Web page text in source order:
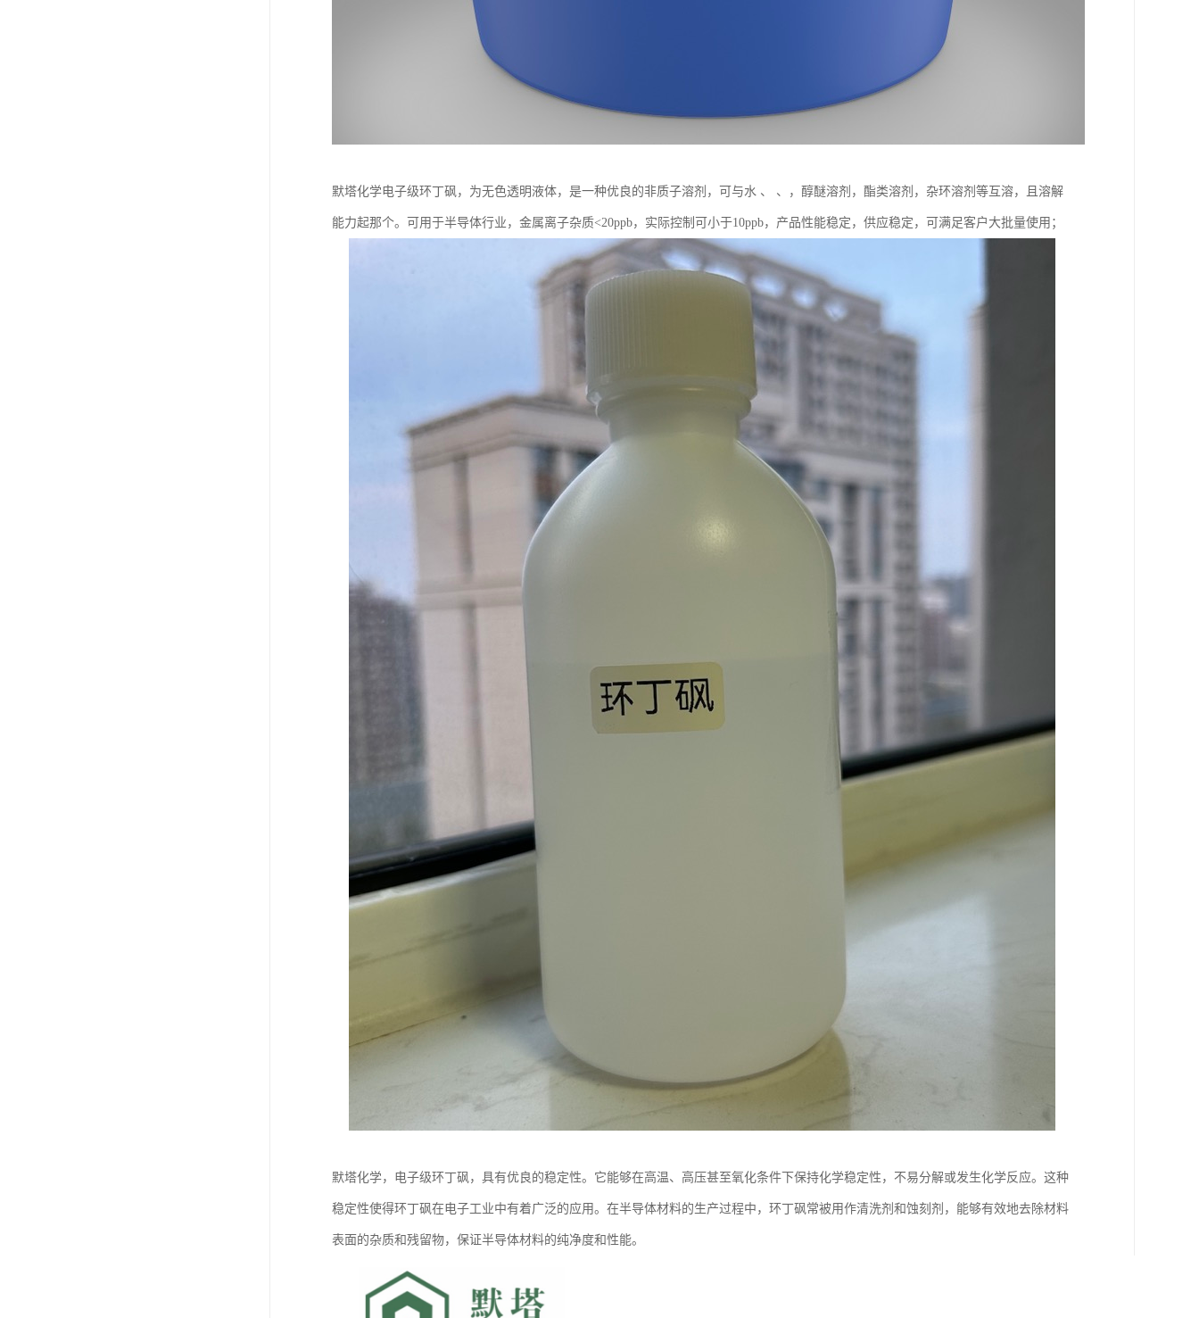
默塔化学电子级环丁砜，为无色透明液体，是一种优良的非质子溶剂，可与水 、 、，醇醚溶剂，酯类溶剂，杂环溶剂等互溶，且溶解
能力起那个。可用于半导体行业，金属离子杂质<20ppb，实际控制可小于10ppb，产品性能稳定，供应稳定，可满足客户大批量使用；
默塔化学，电子级环丁砜，具有优良的稳定性。它能够在高温、高压甚至氧化条件下保持化学稳定性，不易分解或发生化学反应。这种
稳定性使得环丁砜在电子工业中有着广泛的应用。在半导体材料的生产过程中，环丁砜常被用作清洗剂和蚀刻剂，能够有效地去除材料
表面的杂质和残留物，保证半导体材料的纯净度和性能。